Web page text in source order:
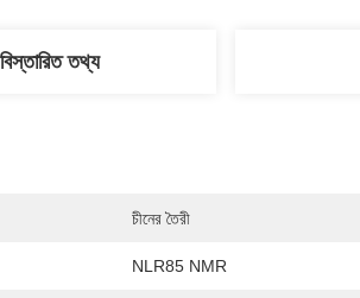
বিস্তারিত তথ্য
চীনের তৈরী
NLR85 NMR